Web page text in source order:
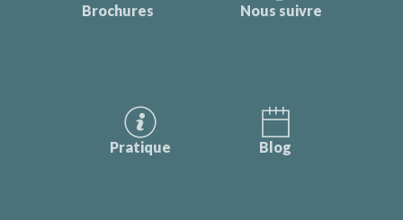
Brochures Nous suivre
Pratique Blog